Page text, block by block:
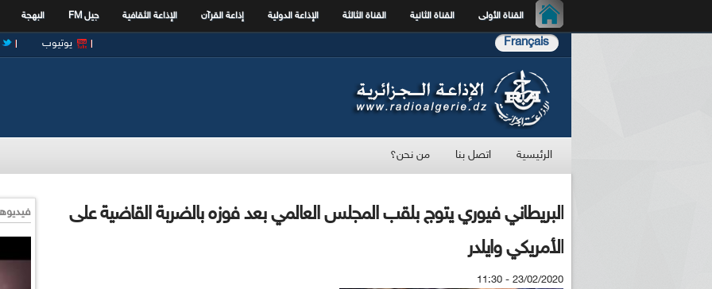
القناة الأولى القناة الثانية القناة الثالثة الإذاعة الدولية إذاعة القرآن الإذاعة الثقافية جيل FM البهجة
Français يوتيوب
الرئيسية اتصل بنا من نحن؟
البريطاني فيوري يتوج بلقب المجلس العالمي بعد فوزه بالضربة القاضية على
الأمريكي وايلدر
23/02/2020 - 11:30